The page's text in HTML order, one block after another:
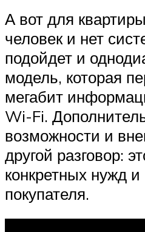
А вот для
человек и нет
подойдет и
модель, которая
мегабит
Wi-Fi.
возможности и
другой разговор:
конкретных нужд
покупателя.